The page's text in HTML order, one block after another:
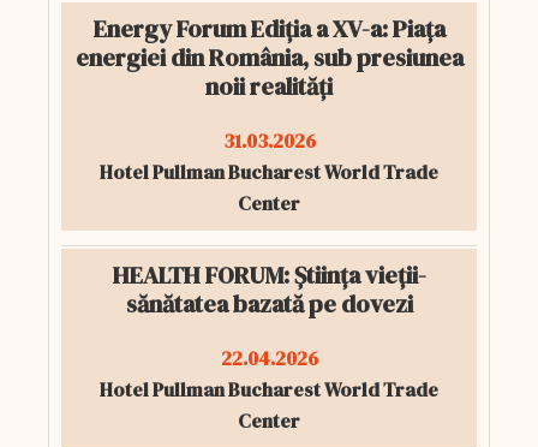
Energy Forum Ediția a XV-a: Piața
energiei din România, sub presiunea
noii realități
31.03.2026
Hotel Pullman Bucharest World Trade
Center
HEALTH FORUM: Știința vieții-
sănătatea bazată pe dovezi
22.04.2026
Hotel Pullman Bucharest World Trade
Center